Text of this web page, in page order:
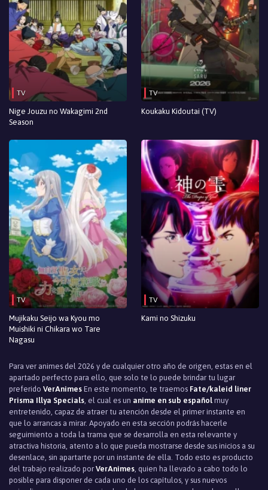
TV
Nige Jouzu no Wakagimi 2nd
Season
TV
Koukaku Kidoutai (TV)
TV
Mujikaku Seijo wa Kyou mo
Muishiki ni Chikara wo Tare
Nagasu
TV
Kami no Shizuku
Para ver animes del 2026 y de cualquier otro año de origen, estas en el
apartado perfecto para ello, que solo te lo puede brindar tu lugar
preferido VerAnimes En este momento, te traemos Fate/kaleid liner
Prisma Illya Specials , el cual es un anime en sub español muy
entretenido, capaz de atraer tu atención desde el primer instante en
que lo arrancas a mirar. Apoyado en esta sección podrás hacerle
seguimiento a toda la trama que se desarrolla en esta relevante y
atractiva historia, atento a lo que pueda mostrarse desde sus inicios a su
desenlace, sin apartarte por un instante de ella. Todo esto es producto
del trabajo realizado por VerAnimes , quien ha llevado a cabo todo lo
posible para disponer de cada uno de los capítulos, y sus nuevos